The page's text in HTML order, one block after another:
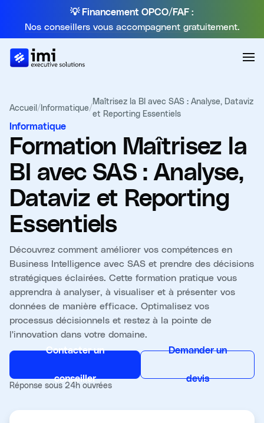
💡 Financement OPCO/FAF :
Nos conseillers vous accompagnent gratuitement.
Accueil/Informatique/
Maîtrisez la BI avec SAS : Analyse, Dataviz
et Reporting Essentiels
Informatique
Formation Maîtrisez la
BI avec SAS : Analyse,
Dataviz et Reporting
Essentiels
Découvrez comment améliorer vos compétences en
Business Intelligence avec SAS et prendre des décisions
stratégiques éclairées. Cette formation pratique vous
apprendra à analyser, à visualiser et à présenter vos
données de manière efficace. Optimalisez vos
processus décisionnels et restez à la pointe de
l'innovation dans votre domaine.
Contacter un
conseiller
Demander un
devis
Réponse sous 24h ouvrées